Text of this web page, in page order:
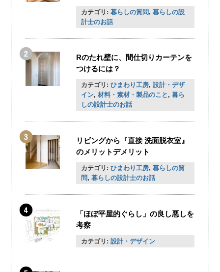
カテゴリ: 暮らしの質問, 暮らしの設
計士のお話
Rのたれ壁に、間仕切りカーテンを
つけるには？
カテゴリ: ひまわり工房, 設計・デザ
イン, 材料・素材・製品のこと , 暮ら
しの設計士のお話
リビングから『直接 洗面脱衣室』
のメリットデメリット
カテゴリ: ひまわり工房, 暮らしの質
問, 暮らしの設計士のお話
「ほぼ平屋的ぐらし」の良し悪しを
考察
カテゴリ: 設計・デザイン